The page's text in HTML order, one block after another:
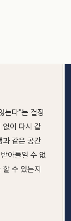
는다"는 결정
없이 다시 같
과 같은 공간
아들일 수 없
수 있는지